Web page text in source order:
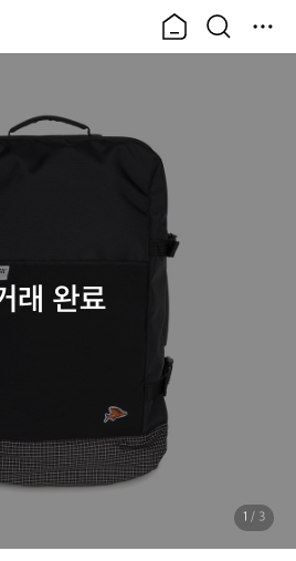
래 완료
1 / 3